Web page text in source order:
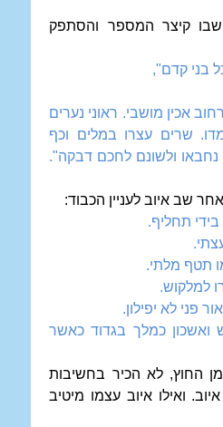
שבו קיצר המספר והסתפק
בני קדם",
אכין מושבי. ראוני נערים
שרים עצרו במלים וכף
נחבאו ולשונם לחכם דבקה".
שב איוב לעניין הכבוד:
תחליף.
תטף מלתי.
למלקוש.
פני לא יפילון.
כמלך בגדוד כאשר
החוץ, לא הכיר בחשיבות
ואילו איוב עצמו מיטיב